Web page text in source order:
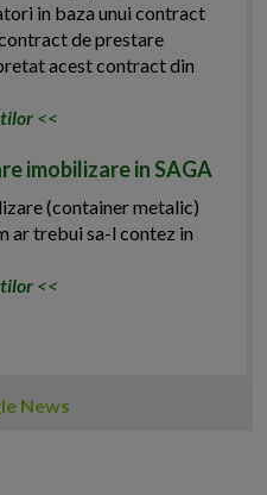
in baza unui contract
de prestare
acest contract din
<<
imobilizare in SAGA
(container metalic)
ar trebui sa-l contez in
<<
News